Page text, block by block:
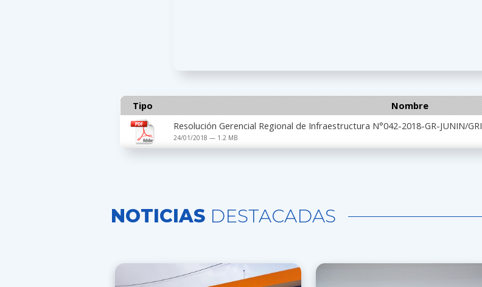
Tipo
Nombre
Resolución Gerencial Regional de Infraestructura N°042-2018-GR-JUNIN/GRI
24/01/2018 — 1.2 MB
NOTICIAS DESTACADAS